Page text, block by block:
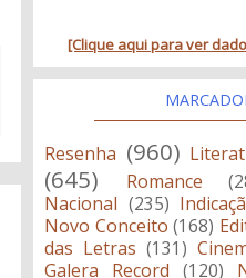
[Clique aqui para ver
Resenha (960)
(645) Romance
Nacional (235)
Novo Conceito (168)
das Letras (131)
Galera Record
(120)